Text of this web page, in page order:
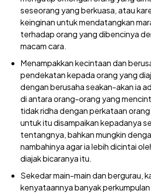
seseorang yang berkuasa, atau
keinginan untuk mendatangkan
terhadap orang yang dibencinya
macam cara.
Menampakkan kecintaan dan
pendekatan kepada orang yang
dengan berusaha seakan-akan ia
di antara orang-orang yang
tidak ridha dengan perkataan
untuk itu disampaikan kepadanya
tentangnya, bahkan mungkin
nambahinya agar ia lebih dicintai
diajak bicaranya itu.
Sekedar main-main dan bergurau,
kenyataannya banyak